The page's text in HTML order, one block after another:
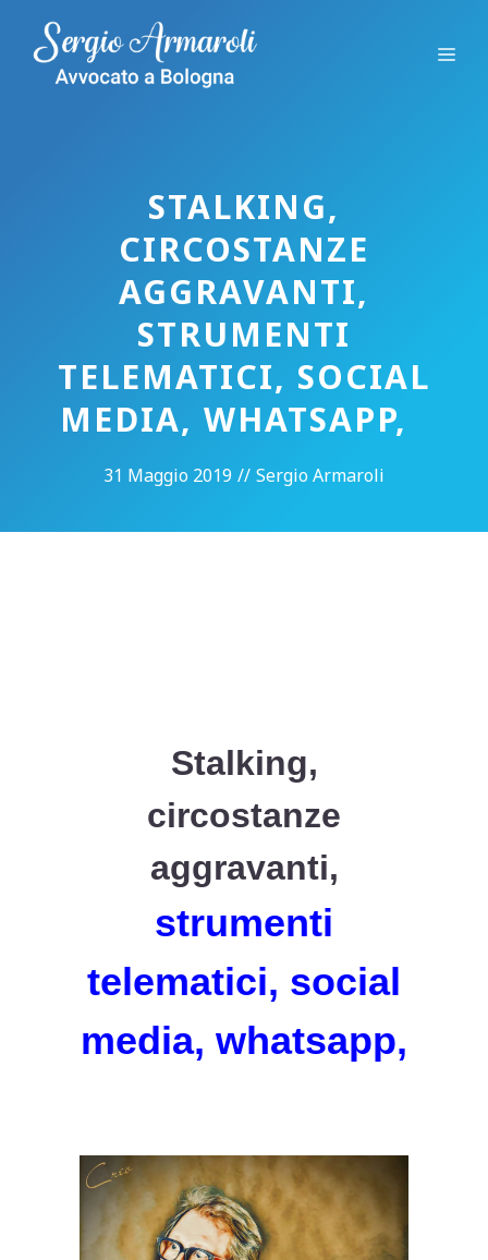
contenuto
STALKING,
CIRCOSTANZE
AGGRAVANTI,
STRUMENTI
TELEMATICI, SOCIAL
MEDIA, WHATSAPP,
31 Maggio 2019 // Sergio Armaroli
Stalking,
circostanze
aggravanti,
strumenti
telematici, social
media, whatsapp,